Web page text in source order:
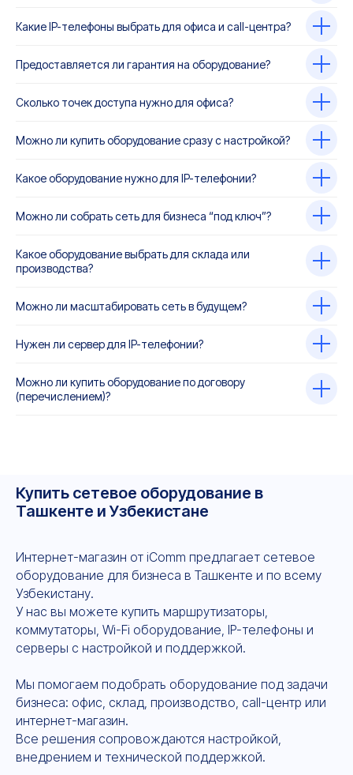
Какие IP-телефоны выбрать для офиса и call-центра?
Предоставляется ли гарантия на оборудование?
Сколько точек доступа нужно для офиса?
Можно ли купить оборудование сразу с настройкой?
Какое оборудование нужно для IP-телефонии?
Можно ли собрать сеть для бизнеса “под ключ”?
Какое оборудование выбрать для склада или
производства?
Можно ли масштабировать сеть в будущем?
Нужен ли сервер для IP-телефонии?
Можно ли купить оборудование по договору
(перечислением)?
Купить сетевое оборудование в
Ташкенте и Узбекистане
Интернет-магазин от iComm предлагает сетевое
оборудование для бизнеса в Ташкенте и по всему
Узбекистану.
У нас вы можете купить маршрутизаторы,
коммутаторы, Wi-Fi оборудование, IP-телефоны и
серверы с настройкой и поддержкой.
Мы помогаем подобрать оборудование под задачи
бизнеса: офис, склад, производство, call-центр или
интернет-магазин.
Все решения сопровождаются настройкой,
внедрением и технической поддержкой.